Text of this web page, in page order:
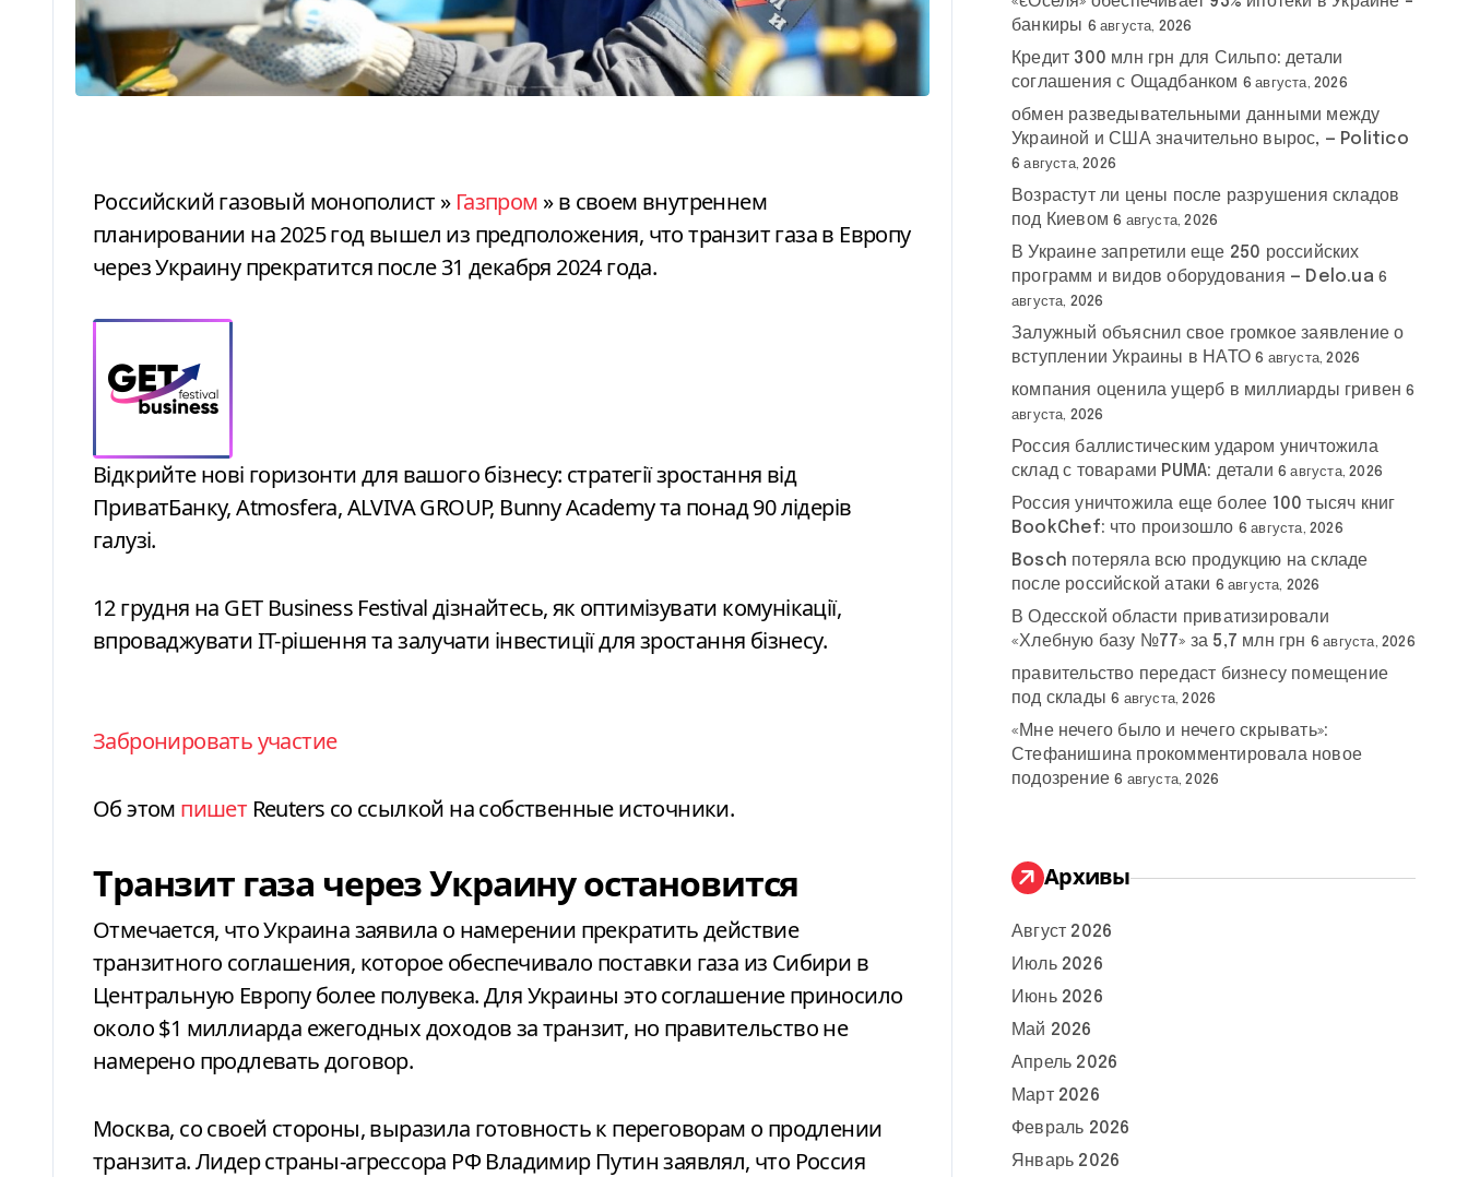
Российский газовый монополист » Газпром » в своем внутреннем
планировании на 2025 год вышел из предположения, что транзит газа в Европу
через Украину прекратится после 31 декабря 2024 года.
Відкрийте нові горизонти для вашого бізнесу: стратегії зростання від
ПриватБанку, Atmosfera, ALVIVA GROUP, Bunny Academy та понад 90 лідерів
галузі.
12 грудня на GET Business Festival дізнайтесь, як оптимізувати комунікації,
впроваджувати ІТ-рішення та залучати інвестиції для зростання бізнесу.
Забронировать участие
Об этом пишет Reuters со ссылкой на собственные источники.
Транзит газа через Украину остановится
Отмечается, что Украина заявила о намерении прекратить действие
транзитного соглашения, которое обеспечивало поставки газа из Сибири в
Центральную Европу более полувека. Для Украины это соглашение приносило
около $1 миллиарда ежегодных доходов за транзит, но правительство не
намерено продлевать договор.
Москва, со своей стороны, выразила готовность к переговорам о продлении
транзита. Лидер страны-агрессора РФ Владимир Путин заявлял, что Россия
банкиры 6 августа, 2026
Кредит 300 млн грн для Сильпо: детали
соглашения с Ощадбанком 6 августа, 2026
обмен разведывательными данными между
Украиной и США значительно вырос, — Politico
6 августа, 2026
Возрастут ли цены после разрушения складов
под Киевом 6 августа, 2026
В Украине запретили еще 250 российских
программ и видов оборудования — Delo.ua 6
августа, 2026
Залужный объяснил свое громкое заявление о
вступлении Украины в НАТО 6 августа, 2026
компания оценила ущерб в миллиарды гривен 6
августа, 2026
Россия баллистическим ударом уничтожила
склад с товарами PUMA: детали 6 августа, 2026
Россия уничтожила еще более 100 тысяч книг
BookChef: что произошло 6 августа, 2026
Bosch потеряла всю продукцию на складе
после российской атаки 6 августа, 2026
В Одесской области приватизировали
«Хлебную базу №77» за 5,7 млн грн 6 августа, 2026
правительство передаст бизнесу помещение
под склады 6 августа, 2026
«Мне нечего было и нечего скрывать»:
Стефанишина прокомментировала новое
подозрение 6 августа, 2026
Архивы
Август 2026
Июль 2026
Июнь 2026
Май 2026
Апрель 2026
Март 2026
Февраль 2026
Январь 2026